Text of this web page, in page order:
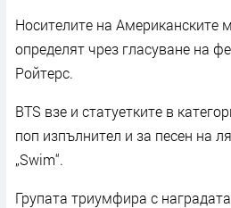
Носителите на Американските
определят чрез гласуване на
Ройтерс.
BTS взе и статуетките в
поп изпълнител и за песен на
„Swim“.
Групата триумфира с